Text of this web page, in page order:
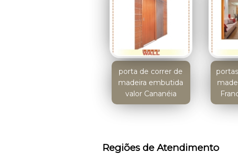
porta de correr de
madeira embutida
valor Cananéia
Regiões de Atendimento